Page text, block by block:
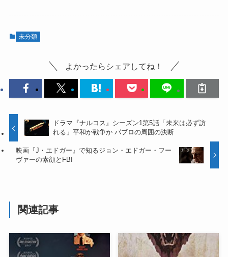
未分類
よかったらシェアしてね！
ドラマ『ナルコス』シーズン1第5話「未来は必ず訪
れる」平和か戦争か パブロの周囲の決断
映画『J・エドガー』で知るジョン・エドガー・フー
ヴァーの素顔とFBI
関連記事